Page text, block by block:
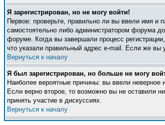
Я зарегистрирован, но не могу войти!
Первое: проверьте, правильно ли вы ввели имя и
самостоятельно либо администратором форума
форуме. Когда вы завершали процесс
что указали правильный адрес e-mail. Если же
Вернуться к началу
Я был зарегистрирован, но больше не могу
Наиболее вероятные причины: вы ввели неверное
Если верно второе, то возможно вы не оставили
принять участие в дискуссиях.
Вернуться к началу